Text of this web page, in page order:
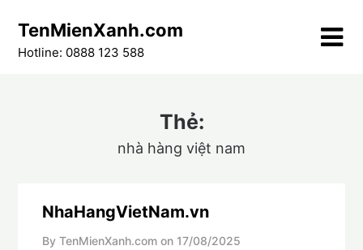
content
TenMienXanh.com
Hotline: 0888 123 588
Thẻ:
nhà hàng việt nam
NhaHangVietNam.vn
By TenMienXanh.com on 17/08/2025